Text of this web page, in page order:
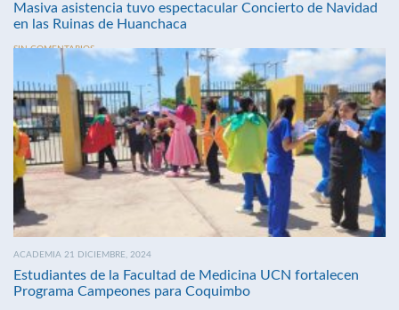
Masiva asistencia tuvo espectacular Concierto de Navidad
en las Ruinas de Huanchaca
SIN COMENTARIOS
ACADEMIA 21 DICIEMBRE, 2024
Estudiantes de la Facultad de Medicina UCN fortalecen
Programa Campeones para Coquimbo